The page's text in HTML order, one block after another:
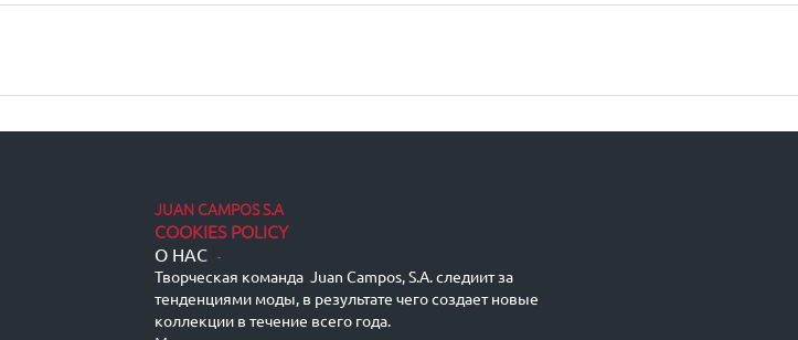
JUAN CAMPOS S.A
COOKIES POLICY
О НАС -
Творческая команда Juan Campos, S.A. следиит за
тенденциями моды, в результате чего создает новые
коллекции в течение всего года.